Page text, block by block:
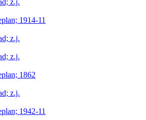
z.j.
1914-11
z.j.
z.j.
1862
z.j.
1942-11